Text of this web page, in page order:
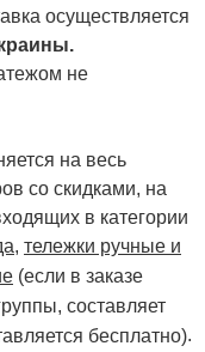
осуществляется
не
на весь
со скидками, на
в категории
, тележки ручные и
(если в заказе
составляет
бесплатно).